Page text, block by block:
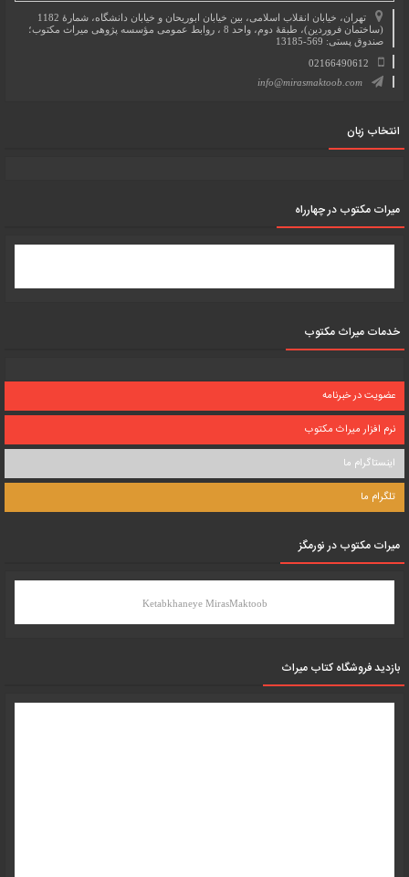
تهران، خیابان انقلاب اسلامی، بین خیابان ابوریحان و خیابان دانشگاه، شمارۀ 1182
(ساختمان فروردین)، طبقۀ دوم، واحد 8 ، روابط عمومی مؤسسه پژوهی میراث مکتوب؛
صندوق پستی: 569-13185
02166490612
info@mirasmaktoob.com
انتخاب زبان
میرات مکتوب در چهارراه
خدمات میراث مکتوب
عضویت در خبرنامه
نرم افزار میراث مکتوب
اینستاگرام ما
تلگرام ما
میرات مکتوب در نورمگز
Ketabkhaneye MirasMaktoob
بازدید فروشگاه کتاب میراث